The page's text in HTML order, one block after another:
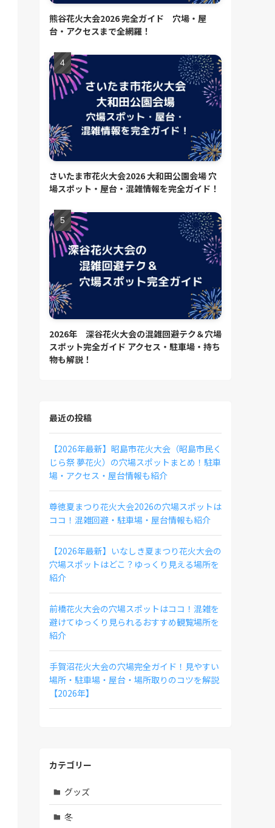
熊谷花火大会2026 完全ガイド 穴場・屋
台・アクセスまで全網羅！
さいたま市花火大会2026 大和田公園会場 穴
場スポット・屋台・混雑情報を完全ガイド！
2026年 深谷花火大会の混雑回避テク＆穴場
スポット完全ガイド アクセス・駐車場・持ち
物も解説！
最近の投稿
【2026年最新】昭島市花火大会（昭島市民く
じら祭 夢花火）の穴場スポットまとめ！駐車
場・アクセス・屋台情報も紹介
尊徳夏まつり花火大会2026の穴場スポットは
ココ！混雑回避・駐車場・屋台情報も紹介
【2026年最新】いなしき夏まつり花火大会の
穴場スポットはどこ？ゆっくり見える場所を
紹介
前橋花火大会の穴場スポットはココ！混雑を
避けてゆっくり見られるおすすめ観覧場所を
紹介
手賀沼花火大会の穴場完全ガイド！見やすい
場所・駐車場・屋台・場所取りのコツを解説
【2026年】
カテゴリー
グッズ
冬